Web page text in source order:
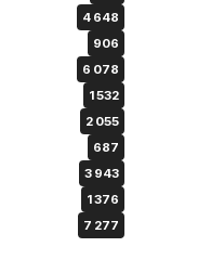
4 648
906
6 078
1 532
2 055
687
3 943
1 376
7 277